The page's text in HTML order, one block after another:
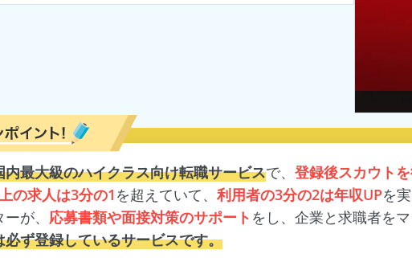
内最大級のハイクラス向け転職サービスで、 登録後スカウト
の求人は3分の1 を超えていて、 利用者の3分の2は年収UPを
が、 応募書類や面接対策のサポート をし、企業と求職者を
ず登録しているサービスです。